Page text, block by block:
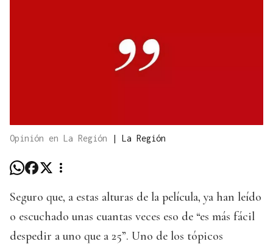
Opinión en La Región | La Región
Seguro que, a estas alturas de la película, ya han leído
o escuchado unas cuantas veces eso de “es más fácil
despedir a uno que a 25”. Uno de los tópicos